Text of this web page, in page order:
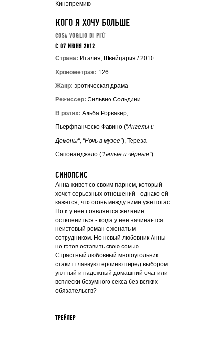
Кинопремию
КОГО Я ХОЧУ БОЛЬШЕ
COSA VOGLIO DI PIÙ
C 07 ИЮНЯ 2012
Страна: Италия, Швейцария / 2010
Хронометраж: 126
Жанр: эротическая драма
Режиссер: Сильвио Сольдини
В ролях: Альба Рорвакер,
Пьерфпанческо Фавино ("Ангелы и
Демоны", "Ночь в музее"), Тереза
Сапонанджело ("Белые и чёрные")
СИНОПСИС
Анна живет со своим парнем, который
хочет серьезных отношений - однако ей
кажется, что огонь между ними уже погас.
Но и у нее появляется желание
остепениться - когда у нее начинается
неистовый роман с женатым
сотрудником. Но новый любовник Анны
не готов оставить свою семью…
Страстный любовный многоугольник
ставит главную героиню перед выбором:
уютный и надежный домашний очаг или
всплески безумного секса без всяких
обязательств?
ТРЕЙЛЕР